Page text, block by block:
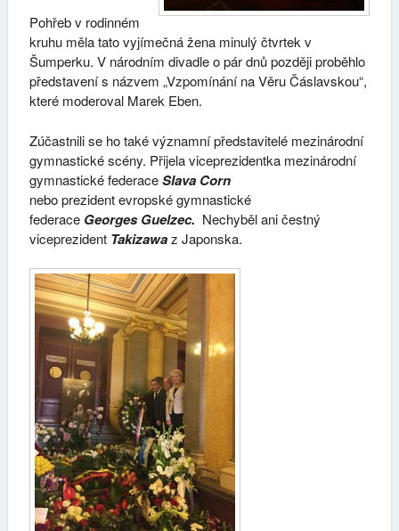
Pohřeb v rodinném
kruhu měla tato vyjímečná žena minulý čtvrtek v
Šumperku. V národním divadle o pár dnů později proběhlo
představení s názvem „Vzpomínání na Věru Čáslavskou“,
které moderoval Marek Eben.
Zúčastnili se ho také významní představitelé mezinárodní
gymnastické scény. Přijela viceprezidentka mezinárodní
gymnastické federaceSlava Corn
nebo prezident evropské gymnastické
federace Georges Guelzec. Nechyběl ani čestný
viceprezident Takizawaz Japonska.